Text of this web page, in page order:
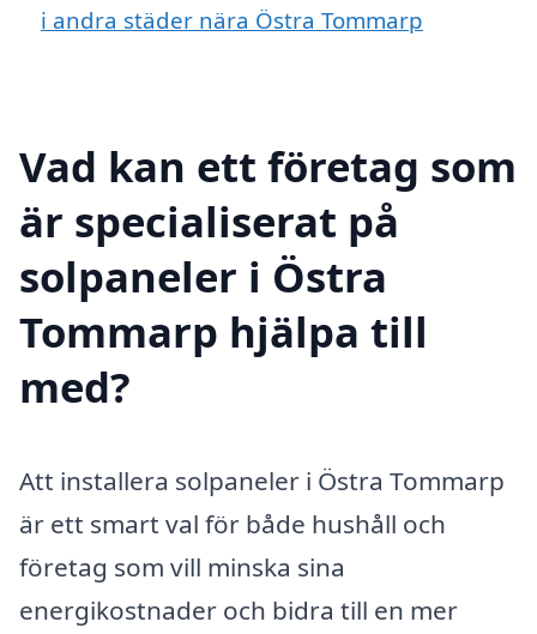
i andra städer nära Östra Tommarp
Vad kan ett företag som
är specialiserat på
solpaneler i Östra
Tommarp hjälpa till
med?
Att installera solpaneler i Östra Tommarp
är ett smart val för både hushåll och
företag som vill minska sina
energikostnader och bidra till en mer